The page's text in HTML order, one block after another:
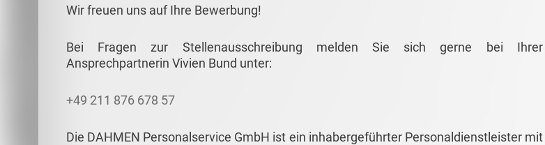
Wir freuen uns auf Ihre Bewerbung!
Bei Fragen zur Stellenausschreibung melden Sie sich gerne bei Ihrer
Ansprechpartnerin Vivien Bund unter:
+49 211 876 678 57
Die DAHMEN Personalservice GmbH ist ein inhabergeführter Personaldienstleister mit